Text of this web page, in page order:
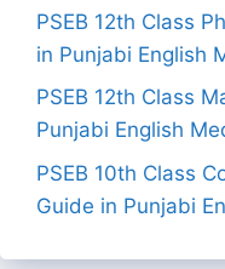
PSEB 12th Class
in Punjabi English
PSEB 12th Class
Punjabi English
PSEB 10th Class
Guide in Punjabi